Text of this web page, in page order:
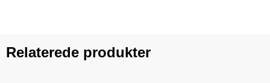
Relaterede produkter